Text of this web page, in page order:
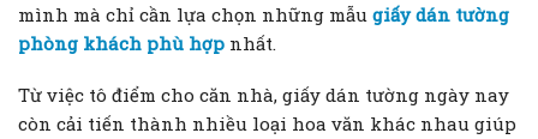
mình mà chỉ cần lựa chọn những mẫu giấy dán tường
phòng khách phù hợp nhất.
Từ việc tô điểm cho căn nhà, giấy dán tường ngày nay
còn cải tiến thành nhiều loại hoa văn khác nhau giúp